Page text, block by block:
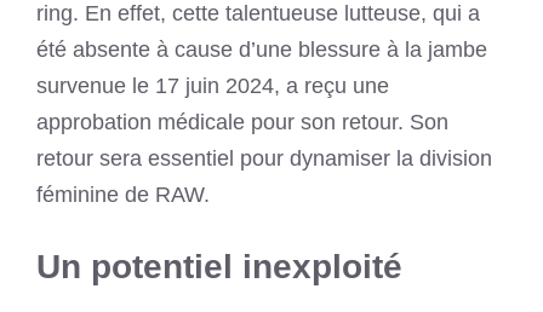
ring. En effet, cette talentueuse lutteuse, qui a
été absente à cause d’une blessure à la jambe
survenue le 17 juin 2024, a reçu une
approbation médicale pour son retour. Son
retour sera essentiel pour dynamiser la division
féminine de RAW.
Un potentiel inexploité